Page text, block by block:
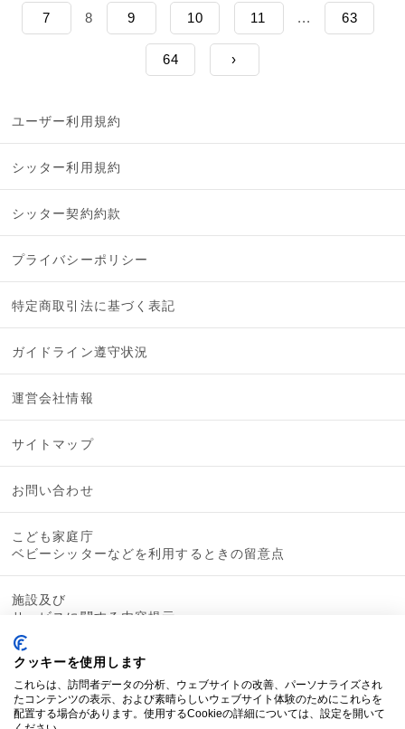
7 8 9 10 11 ... 63
64 ›
ユーザー利用規約
シッター利用規約
シッター契約約款
プライバシーポリシー
特定商取引法に基づく表記
ガイドライン遵守状況
運営会社情報
サイトマップ
お問い合わせ
こども家庭庁
ベビーシッターなどを利用するときの留意点
施設及び
サービスに関する内容提示
クッキーを使用します
これらは、訪問者データの分析、ウェブサイトの改善、パーソナライズされ
たコンテンツの表示、および素晴らしいウェブサイト体験のためにこれらを
配置する場合があります。使用するCookieの詳細については、設定を開いて